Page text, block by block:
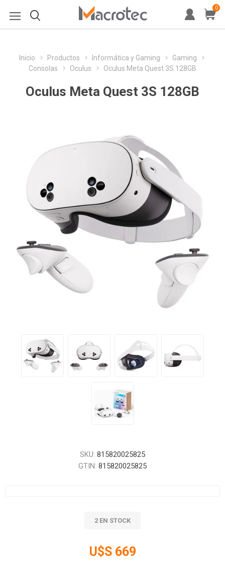
0
Inicio Productos Informática y Gaming
Gaming
Consolas
Oculus Oculus Meta Quest 3S 128GB
Oculus Meta Quest 3S 128GB
SKU: 815820025825
GTIN: 815820025825
2 EN STOCK
U$S 669